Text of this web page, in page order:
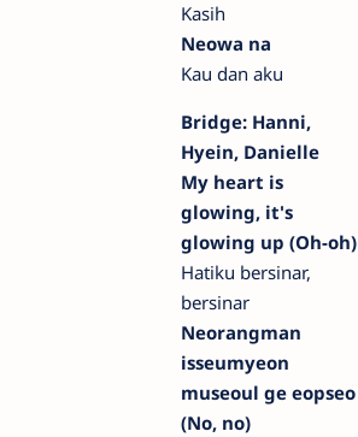
Kasih
Neowa na
Kau dan aku
Bridge: Hanni,
Hyein, Danielle
My heart is
glowing, it's
glowing up (Oh-oh)
Hatiku bersinar,
bersinar
Neorangman
isseumyeon
museoul ge eopseo
(No, no)